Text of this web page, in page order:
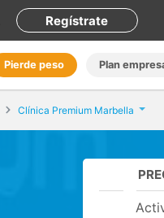
Regístrate
Pierde peso Plan
Clínica Premium Marbella